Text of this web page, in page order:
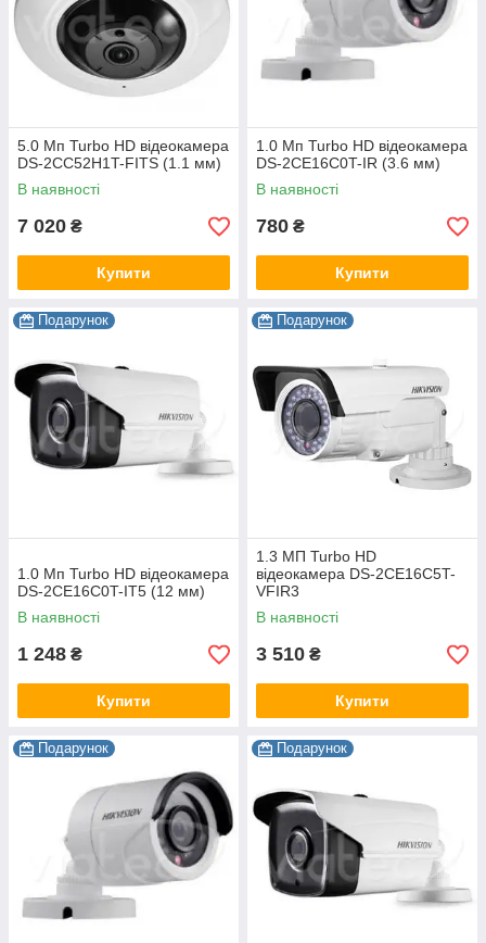
5.0 Мп Turbo HD відеокамера
DS-2CC52H1T-FITS (1.1 мм)
В наявності
7 020 ₴
Купити
1.0 Мп Turbo HD відеокамера
DS-2CE16C0T-IR (3.6 мм)
В наявності
780 ₴
Купити
Подарунок
1.0 Мп Turbo HD відеокамера
DS-2CE16C0T-IT5 (12 мм)
В наявності
1 248 ₴
Купити
Подарунок
1.3 МП Turbo HD
відеокамера DS-2CE16C5T-
VFIR3
В наявності
3 510 ₴
Купити
Подарунок Подарунок